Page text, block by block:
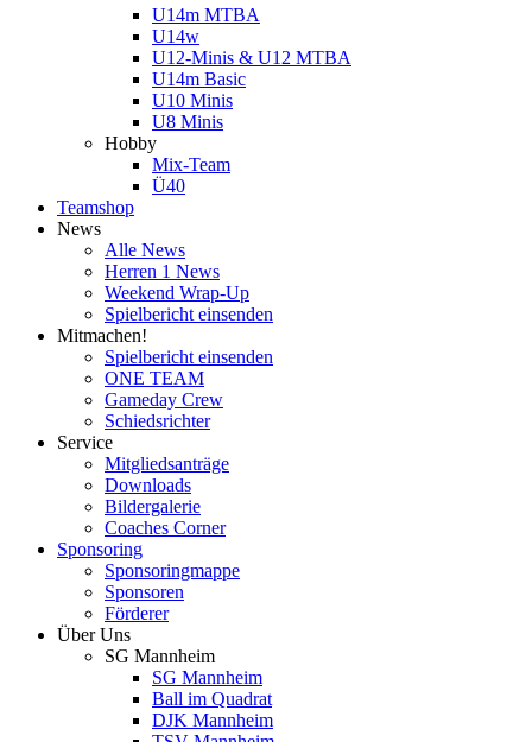
U14m MTBA
U14w
U12-Minis & U12 MTBA
U14m Basic
U10 Minis
U8 Minis
Hobby
Mix-Team
Ü40
Teamshop
News
Alle News
Herren 1 News
Weekend Wrap-Up
Spielbericht einsenden
Mitmachen!
Spielbericht einsenden
ONE TEAM
Gameday Crew
Schiedsrichter
Service
Mitgliedsanträge
Downloads
Bildergalerie
Coaches Corner
Sponsoring
Sponsoringmappe
Sponsoren
Förderer
Über Uns
SG Mannheim
SG Mannheim
Ball im Quadrat
DJK Mannheim